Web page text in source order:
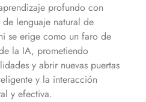
profundo con
lenguaje natural de
se erige como un faro de
la IA, prometiendo
y abrir nuevas puertas
y la interacción
y efectiva.